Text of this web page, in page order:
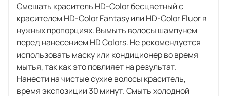
Смешать краситель HD-Color бесцветный с
красителем HD-Color Fantasy или HD-Color Fluor в
нужных пропорциях. Вымыть волосы шампунем
перед нанесением HD Colors. Не рекомендуется
использовать маску или кондиционер во время
мытья, так как это повлияет на результат.
Нанести на чистые сухие волосы краситель,
время экспозиции 30 минут. Смыть холодной